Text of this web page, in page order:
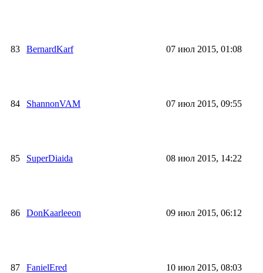
83 BernardKarf 07 июл 2015, 01:08
84 ShannonVAM 07 июл 2015, 09:55
85 SuperDiaida 08 июл 2015, 14:22
86 DonKaarleeon 09 июл 2015, 06:12
87 FanielEred 10 июл 2015, 08:03